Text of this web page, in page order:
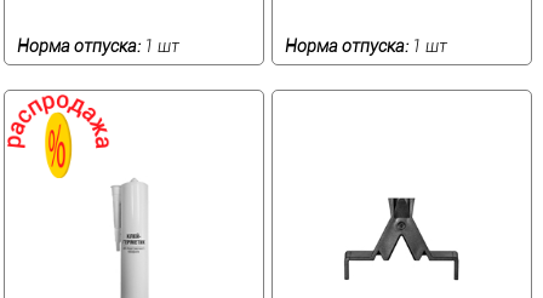
Норма отпуска: 1 шт Норма отпуска: 1 шт